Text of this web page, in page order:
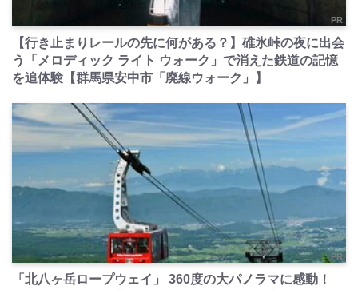
PR
【行き止まりレールの先に何がある？】碓氷峠の夜に出会
う「メロディック ライト ウォーク」で消えた鉄道の記憶
を追体験【群馬県安中市「廃線ウォーク」】
PR
「北八ヶ岳ロープウェイ」 360度の大パノラマに感動！